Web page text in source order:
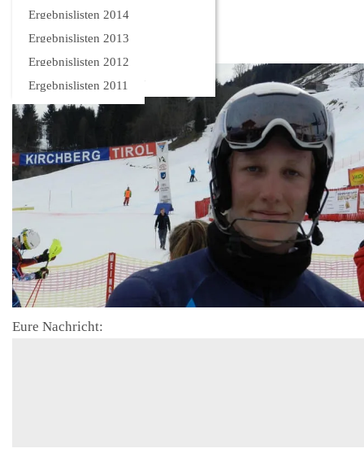
Ergebnislisten 2014
Ergebnislisten 2013
Ergebnislisten 2012
Ergebnislisten 2011
Bilder
Eure Nachricht: